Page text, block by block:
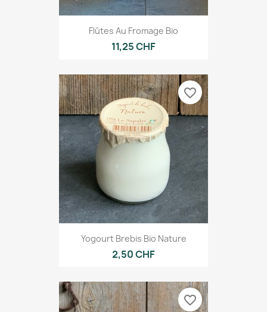
Flûtes Au Fromage Bio
11,25 CHF
Yogourt Brebis Bio Nature
2,50 CHF
favorite_border
favorite_border